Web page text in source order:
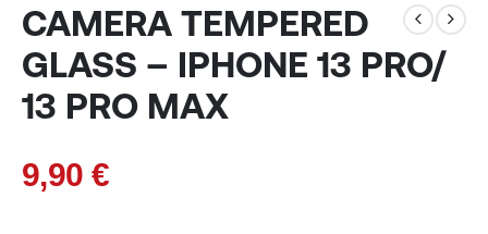
CAMERA TEMPERED
GLASS – IPHONE 13 PRO/
13 PRO MAX
9,90 €